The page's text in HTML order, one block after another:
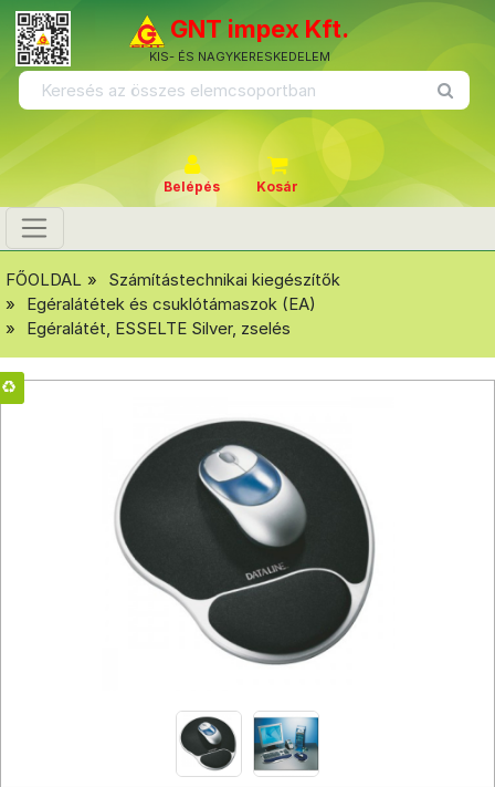
GNT impex Kft.
KIS- ÉS NAGYKERESKEDELEM
Belépés Kosár
FŐOLDAL
Számítástechnikai kiegészítők
Egéralátétek és csuklótámaszok (EA)
Egéralátét, ESSELTE Silver, zselés